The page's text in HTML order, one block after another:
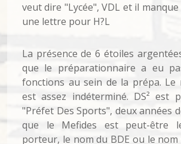
veut dire "Lycée", VDL et il
une lettre pour H?L
La présence de 6 étoiles
que le préparationnaire a eu
fonctions au sein de la prépa. Le
est assez indéterminé. DS² est
"Préfet Des Sports", deux années
que le Mefides est peut-être
porteur, le nom du BDE ou le